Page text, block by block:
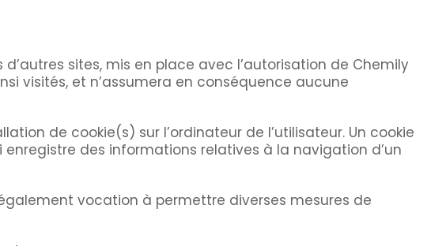
sites, mis en place avec l’autorisation de Chemily
visités, et n’assumera en conséquence aucune
de cookie(s) sur l’ordinateur de l’utilisateur. Un cookie
des informations relatives à la navigation d’un
vocation à permettre diverses mesures de